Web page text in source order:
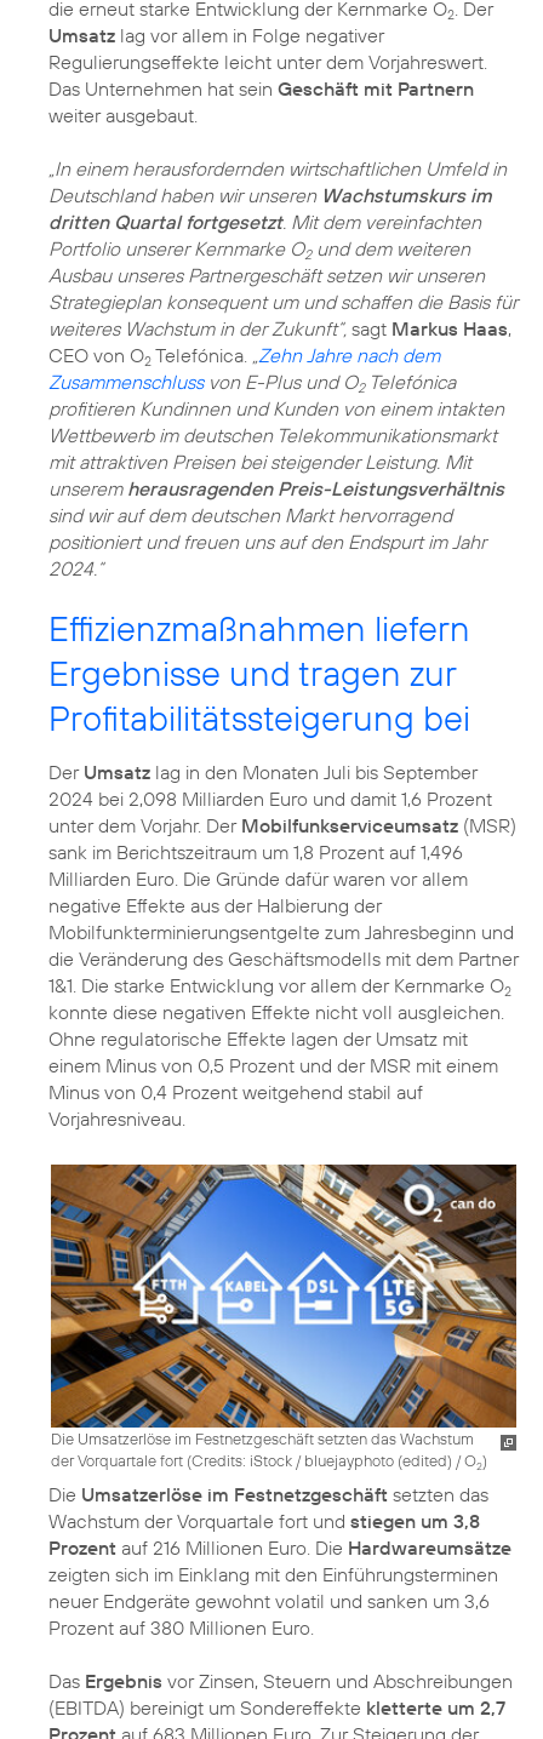
die erneut starke Entwicklung der Kernmarke O2. Der
Umsatz lag vor allem in Folge negativer
Regulierungseffekte leicht unter dem Vorjahreswert.
Das Unternehmen hat sein Geschäft mit Partnern
weiter ausgebaut.
„In einem herausfordernden wirtschaftlichen Umfeld in
Deutschland haben wir unseren Wachstumskurs im
dritten Quartal fortgesetzt. Mit dem vereinfachten
Portfolio unserer Kernmarke O2und dem weiteren
Ausbau unseres Partnergeschäft setzen wir unseren
Strategieplan konsequent um und schaffen die Basis für
weiteres Wachstum in der Zukunft“, sagt Markus Haas,
CEO von O2 Telefónica. „Zehn Jahre nach dem
Zusammenschlussvon E-Plus und O2Telefónica
profitieren Kundinnen und Kunden von einem intakten
Wettbewerb im deutschen Telekommunikationsmarkt
mit attraktiven Preisen bei steigender Leistung. Mit
unserem herausragenden Preis-Leistungsverhältnis
sind wir auf dem deutschen Markt hervorragend
positioniert und freuen uns auf den Endspurt im Jahr
2024.“
Effizienzmaßnahmen liefern
Ergebnisse und tragen zur
Profitabilitätssteigerung bei
Der Umsatz lag in den Monaten Juli bis September
2024 bei 2,098 Milliarden Euro und damit 1,6 Prozent
unter dem Vorjahr. Der Mobilfunkserviceumsatz (MSR)
sank im Berichtszeitraum um 1,8 Prozent auf 1,496
Milliarden Euro. Die Gründe dafür waren vor allem
negative Effekte aus der Halbierung der
Mobilfunkterminierungsentgelte zum Jahresbeginn und
die Veränderung des Geschäftsmodells mit dem Partner
1&1. Die starke Entwicklung vor allem der Kernmarke O2
konnte diese negativen Effekte nicht voll ausgleichen.
Ohne regulatorische Effekte lagen der Umsatz mit
einem Minus von 0,5 Prozent und der MSR mit einem
Minus von 0,4 Prozent weitgehend stabil auf
Vorjahresniveau.
Die Umsatzerlöse im Festnetzgeschäft setzten das Wachstum
der Vorquartale fort (Credits: iStock / bluejayphoto (edited) / O2)
Die Umsatzerlöse im Festnetzgeschäft setzten das
Wachstum der Vorquartale fort und stiegen um 3,8
Prozent auf 216 Millionen Euro. Die Hardwareumsätze
zeigten sich im Einklang mit den Einführungsterminen
neuer Endgeräte gewohnt volatil und sanken um 3,6
Prozent auf 380 Millionen Euro.
Das Ergebnis vor Zinsen, Steuern und Abschreibungen
(EBITDA) bereinigt um Sondereffekte kletterte um 2,7
Prozent auf 683 Millionen Euro. Zur Steigerung der